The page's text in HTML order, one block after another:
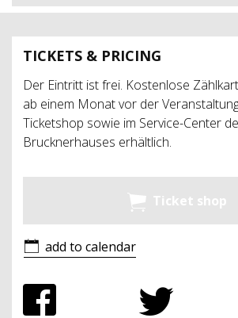
TICKETS & PRICING
Der Eintritt ist frei. Kostenlose
ab einem Monat vor der
Ticketshop sowie im Service-Center
Brucknerhauses erhältlich.
Ticket shop
add to calendar